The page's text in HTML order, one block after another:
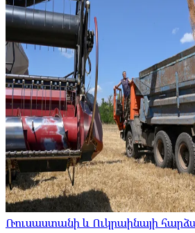
Ռուսաստանի և Ուկրաինայի